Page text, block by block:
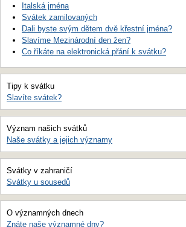
Italská jména
Svátek zamilovaných
Dali byste svým dětem dvě křestní jména?
Slavíme Mezinárodní den žen?
Co říkáte na elektronická přání k svátku?
Tipy k svátku
Slavíte svátek?
Význam našich svátků
Naše svátky a jejich významy
Svátky v zahraničí
Svátky u sousedů
O významných dnech
Znáte naše významné dny?